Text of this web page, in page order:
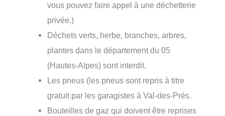
vous pouvez faire appel à une déchetterie
privée.)
Déchets verts, herbe, branches, arbres,
plantes dans le département du 05
(Hautes-Alpes) sont interdit.
Les pneus (les pneus sont repris à titre
gratuit par les garagistes à Val-des-Prés.
Bouteilles de gaz qui doivent être reprises